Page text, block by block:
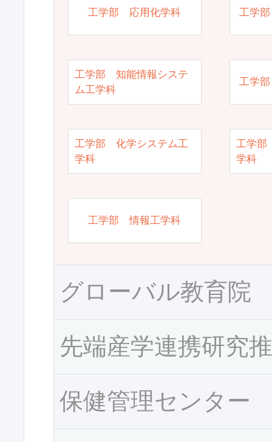
工学部 応用化学科 工学
工学部 知能情報システ
ム工学科
工学
工学部 化学システム工
学科
工学部
学科
工学部 情報工学科
グローバル教育院
先端産学連携研究
保健管理センター